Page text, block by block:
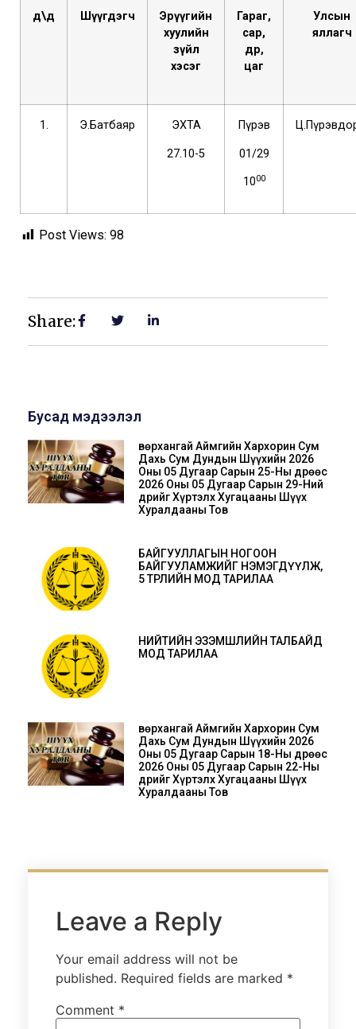
д\д Шүүгдэгч
Эрүүгийн
хуулийн
зүйл
хэсэг
Гараг,
сар,
өдөр,
цаг
Улсын
яллагч
1. Э.Батбаяр ЭХТА
27.10-5
Пүрэв
01/29
1000
Post Views: 98
Share:
Бусад мэдээлэл
Өвөрхангай Аймгийн Хархорин Сум
Дахь Сум Дундын Шүүхийн 2026
Оны 05 Дугаар Сарын 25-Ны Өдрөөс
2026 Оны 05 Дугаар Сарын 29-Ний
Өдрийг Хүртэлх Хугацааны Шүүх
Хуралдааны Тов
БАЙГУУЛЛАГЫН НОГООН
БАЙГУУЛАМЖИЙГ НЭМЭГДҮҮЛЖ,
5 ТӨРЛИЙН МОД ТАРИЛАА
НИЙТИЙН ЭЗЭМШЛИЙН ТАЛБАЙД
МОД ТАРИЛАА
Өвөрхангай Аймгийн Хархорин Сум
Дахь Сум Дундын Шүүхийн 2026
Оны 05 Дугаар Сарын 18-Ны Өдрөөс
2026 Оны 05 Дугаар Сарын 22-Ны
Өдрийг Хүртэлх Хугацааны Шүүх
Хуралдааны Тов
Leave a Reply
Your email address will not be
published. Required fields are marked *
Comment *